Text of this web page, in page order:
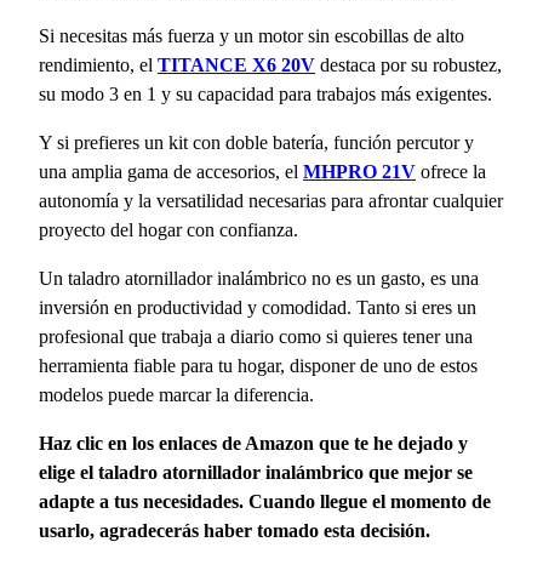
Si necesitas más fuerza y un motor sin escobillas de alto
rendimiento, el TITANCE X6 20V destaca por su robustez,
su modo 3 en 1 y su capacidad para trabajos más exigentes.
Y si prefieres un kit con doble batería, función percutor y
una amplia gama de accesorios, el MHPRO 21V ofrece la
autonomía y la versatilidad necesarias para afrontar cualquier
proyecto del hogar con confianza.
Un taladro atornillador inalámbrico no es un gasto, es una
inversión en productividad y comodidad. Tanto si eres un
profesional que trabaja a diario como si quieres tener una
herramienta fiable para tu hogar, disponer de uno de estos
modelos puede marcar la diferencia.
Haz clic en los enlaces de Amazon que te he dejado y
elige el taladro atornillador inalámbrico que mejor se
adapte a tus necesidades. Cuando llegue el momento de
usarlo, agradecerás haber tomado esta decisión.